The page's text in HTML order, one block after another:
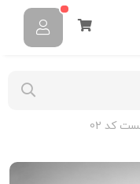
کد 02